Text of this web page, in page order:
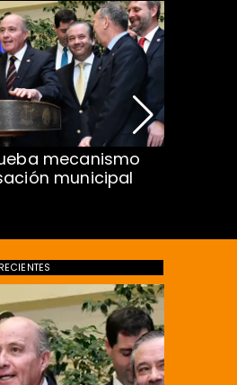
mecanismo
municipal
RECIENTES